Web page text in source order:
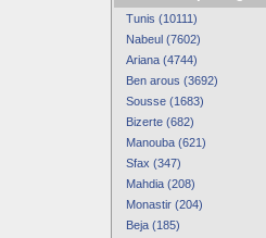
Tunis (10111)
Nabeul (7602)
Ariana (4744)
Ben arous (3692)
Sousse (1683)
Bizerte (682)
Manouba (621)
Sfax (347)
Mahdia (208)
Monastir (204)
Beja (185)